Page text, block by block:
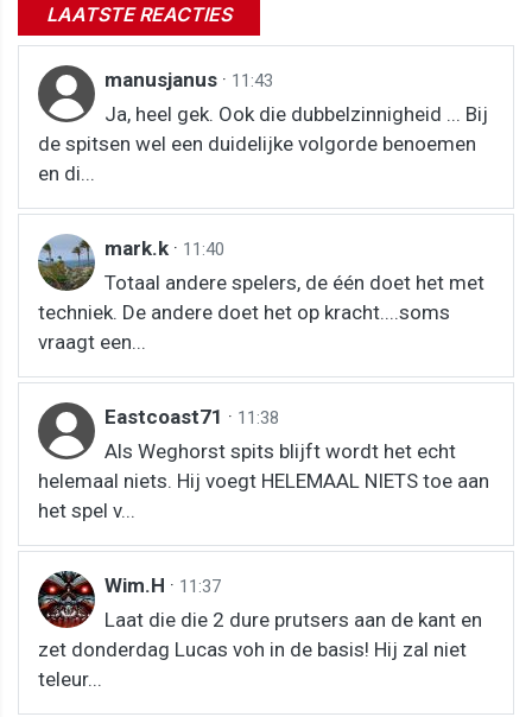
LAATSTE REACTIES
manusjanus · 11:43
Ja, heel gek. Ook die dubbelzinnigheid ... Bij
de spitsen wel een duidelijke volgorde benoemen
en di...
mark.k · 11:40
Totaal andere spelers, de één doet het met
techniek. De andere doet het op kracht....soms
vraagt een...
Eastcoast71 · 11:38
Als Weghorst spits blijft wordt het echt
helemaal niets. Hij voegt HELEMAAL NIETS toe aan
het spel v...
Wim.H · 11:37
Laat die die 2 dure prutsers aan de kant en
zet donderdag Lucas voh in de basis! Hij zal niet
teleur...